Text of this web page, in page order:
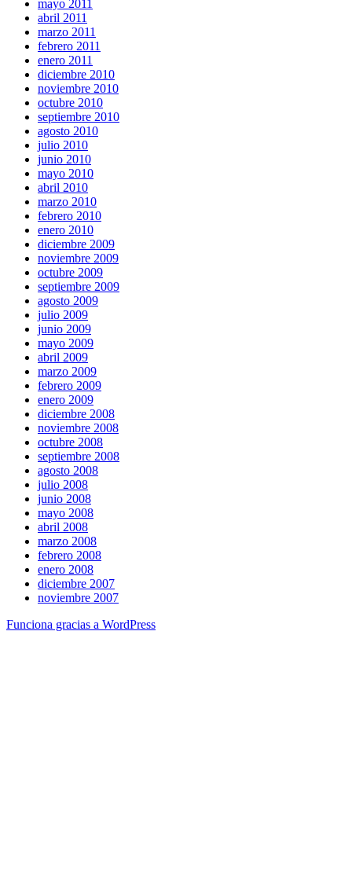
mayo 2011
abril 2011
marzo 2011
febrero 2011
enero 2011
diciembre 2010
noviembre 2010
octubre 2010
septiembre 2010
agosto 2010
julio 2010
junio 2010
mayo 2010
abril 2010
marzo 2010
febrero 2010
enero 2010
diciembre 2009
noviembre 2009
octubre 2009
septiembre 2009
agosto 2009
julio 2009
junio 2009
mayo 2009
abril 2009
marzo 2009
febrero 2009
enero 2009
diciembre 2008
noviembre 2008
octubre 2008
septiembre 2008
agosto 2008
julio 2008
junio 2008
mayo 2008
abril 2008
marzo 2008
febrero 2008
enero 2008
diciembre 2007
noviembre 2007
Funciona gracias a WordPress